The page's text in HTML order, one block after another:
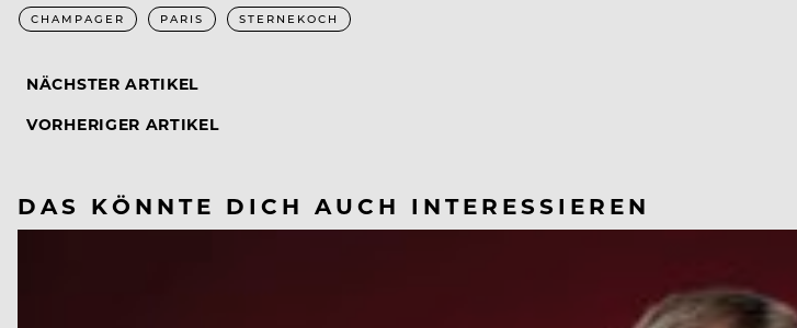
CHAMPAGER PARIS STERNEKOCH
NÄCHSTER ARTIKEL
VORHERIGER ARTIKEL
DAS KÖNNTE DICH AUCH INTERESSIEREN